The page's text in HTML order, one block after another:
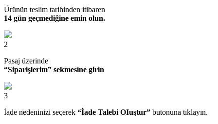
Ürünün teslim tarihinden itibaren
14 gün geçmediğine emin olun.
2
Pasaj üzerinde
“Siparişlerim” sekmesine girin
3
İade nedeninizi seçerek “İade Talebi OIuştur” butonuna tıklayın.